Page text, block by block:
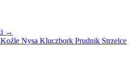
→
Nysa Kluczbork Prudnik Strzelce